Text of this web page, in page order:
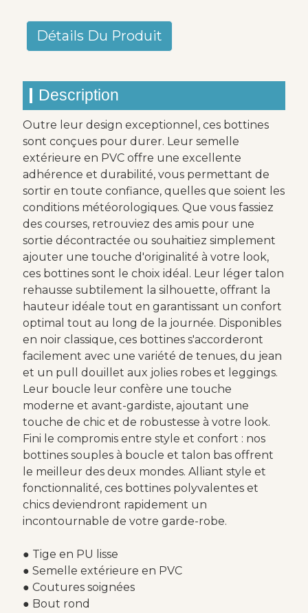
Détails Du Produit
Description
Outre leur design exceptionnel, ces bottines
sont conçues pour durer. Leur semelle
extérieure en PVC offre une excellente
adhérence et durabilité, vous permettant de
sortir en toute confiance, quelles que soient les
conditions météorologiques. Que vous fassiez
des courses, retrouviez des amis pour une
sortie décontractée ou souhaitiez simplement
ajouter une touche d'originalité à votre look,
ces bottines sont le choix idéal. Leur léger talon
rehausse subtilement la silhouette, offrant la
hauteur idéale tout en garantissant un confort
optimal tout au long de la journée. Disponibles
en noir classique, ces bottines s'accorderont
facilement avec une variété de tenues, du jean
et un pull douillet aux jolies robes et leggings.
Leur boucle leur confère une touche
moderne et avant-gardiste, ajoutant une
touche de chic et de robustesse à votre look.
Fini le compromis entre style et confort : nos
bottines souples à boucle et talon bas offrent
le meilleur des deux mondes. Alliant style et
fonctionnalité, ces bottines polyvalentes et
chics deviendront rapidement un
incontournable de votre garde-robe.
● Tige en PU lisse
● Semelle extérieure en PVC
● Coutures soignées
● Bout rond